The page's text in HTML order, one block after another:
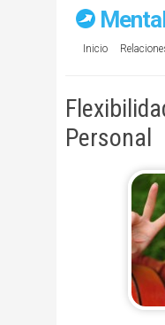
Inicio
Personal